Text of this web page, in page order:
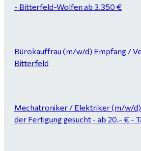
- Bitterfeld-Wolfen ab 3.350 €
Bürokauffrau (m/w/d) Empfang /
Bitterfeld
Mechatroniker / Elektriker (m/w/d)
der Fertigung gesucht - ab 20,- € -